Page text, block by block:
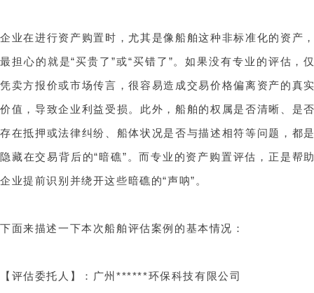
企业在进行资产购置时，尤其是像船舶这种非标准化的资产
最担心的就是“买贵了”或“买错了”。如果没有专业的评估，
凭卖方报价或市场传言，很容易造成交易价格偏离资产的真
价值，导致企业利益受损。此外，船舶的权属是否清晰、是
存在抵押或法律纠纷、船体状况是否与描述相符等问题，都
隐藏在交易背后的“暗礁”。而专业的资产购置评估，正是帮
企业提前识别并绕开这些暗礁的“声呐”。
下面来描述一下本次船舶评估案例的基本情况：
【评估委托人】：广州******环保科技有限公司